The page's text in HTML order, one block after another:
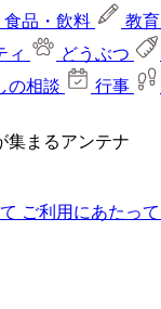
食品・飲料 教育
ィ どうぶつ
の相談 行事
集まるアンテナ
ご利用にあたって